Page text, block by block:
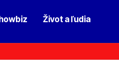
Život a ľudia